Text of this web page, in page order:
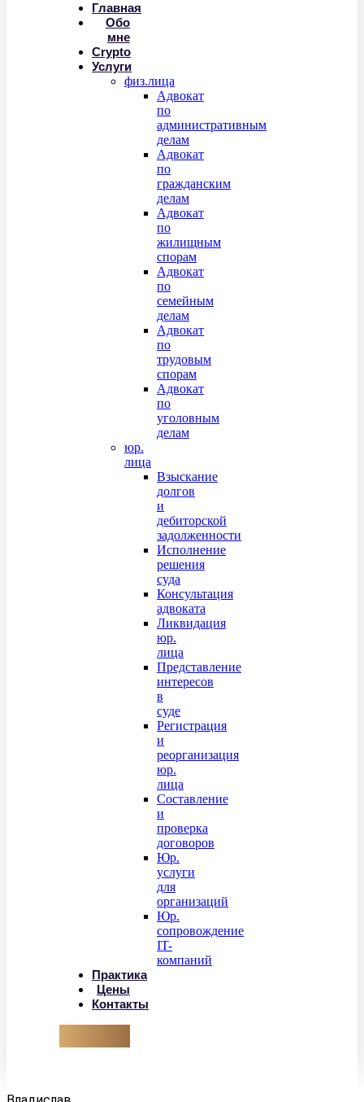
Главная
Обо
мне
Crypto
Услуги
физ.лица
Адвокат
по
административным
делам
Адвокат
по
гражданским
делам
Адвокат
по
жилищным
спорам
Адвокат
по
семейным
делам
Адвокат
по
трудовым
спорам
Адвокат
по
уголовным
делам
юр.
лица
Взыскание
долгов
и
дебиторской
задолженности
Исполнение
решения
суда
Консультация
адвоката
Ликвидация
юр.
лица
Представление
интересов
в
суде
Регистрация
и
реорганизация
юр.
лица
Составление
и
проверка
договоров
Юр.
услуги
для
организаций
Юр.
сопровождение
IT-
компаний
Практика
Цены
Контакты
Корзун